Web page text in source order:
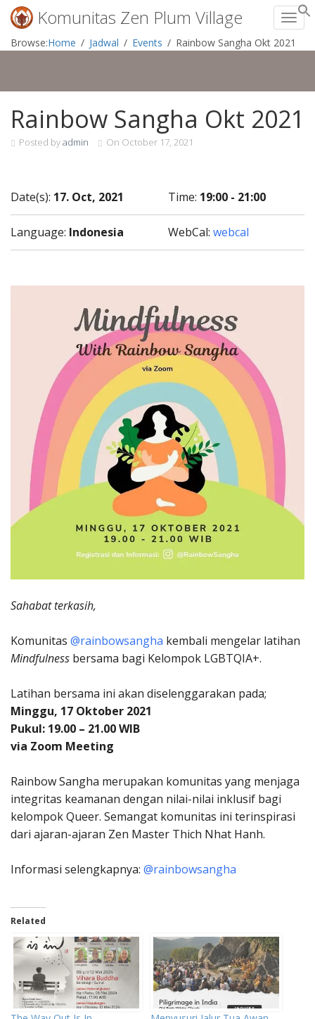
Skip
to
Komunitas Zen Plum Village
Browse:Home Jadwal Events Rainbow Sangha Okt 2021
Rainbow Sangha Okt 2021
Posted byadmin On October 17, 2021
Date(s): 17. Oct, 2021 Time: 19:00 - 21:00
Language: Indonesia WebCal: webcal
Sahabat terkasih,
Komunitas @rainbowsangha kembali mengelar latihan
Mindfulness bersama bagi Kelompok LGBTQIA+.
Latihan bersama ini akan diselenggarakan pada;
Minggu, 17 Oktober 2021
Pukul: 19.00 – 21.00 WIB
via Zoom Meeting
Rainbow Sangha merupakan komunitas yang menjaga
integritas keamanan dengan nilai-nilai inklusif bagi
kelompok Queer. Semangat komunitas ini terinspirasi
dari ajaran-ajaran Zen Master Thich Nhat Hanh.
Informasi selengkapnya: @rainbowsangha
Related